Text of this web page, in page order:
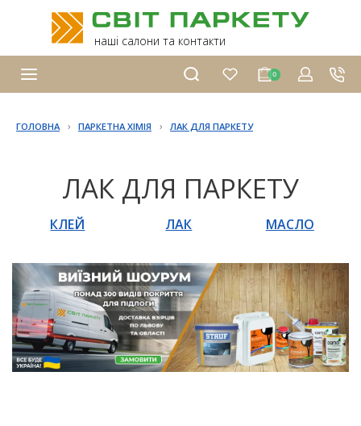
наші салони та контакти
0
ГОЛОВНА › ПАРКЕТНА ХІМІЯ › ЛАК ДЛЯ ПАРКЕТУ
ЛАК ДЛЯ ПАРКЕТУ
КЛЕЙ ЛАК МАСЛО